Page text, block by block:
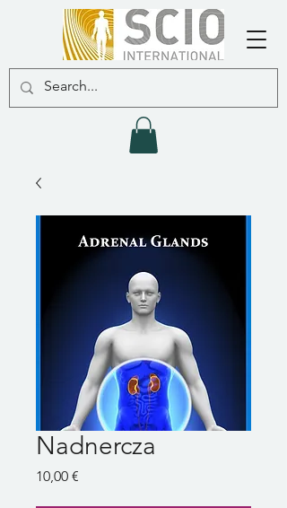
Nadnercza
10,00 €